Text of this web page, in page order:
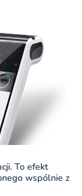
To efekt
wspólnie z